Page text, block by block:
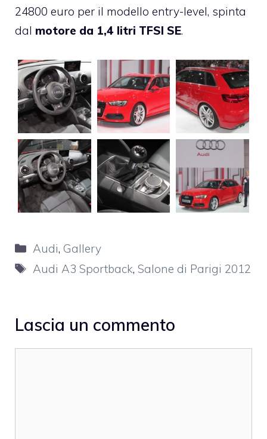
24800 euro per il modello entry-level, spinta
dal motore da 1,4 litri TFSI SE.
Categorie
Audi, Gallery
Tag
Audi A3 Sportback,Salone di Parigi 2012
Lascia un commento